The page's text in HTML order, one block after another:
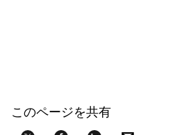
このページを共有